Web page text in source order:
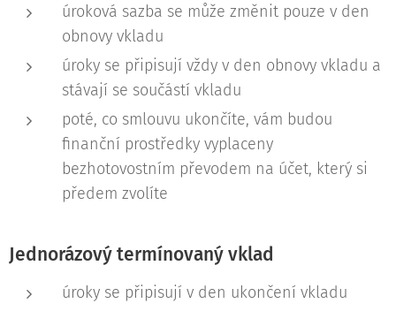
úroková sazba se může změnit pouze v den
obnovy vkladu
úroky se připisují vždy v den obnovy vkladu a
stávají se součástí vkladu
poté, co smlouvu ukončíte, vám budou
finanční prostředky vyplaceny
bezhotovostním převodem na účet, který si
předem zvolíte
Jednorázový termínovaný vklad
úroky se připisují v den ukončení vkladu